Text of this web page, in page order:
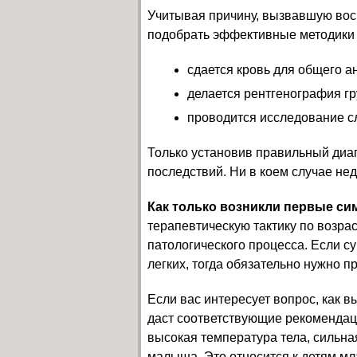
Учитывая причину, вызвавшую
подобрать эффективные
сдается кровь для общего
делается рентгенография
проводится исследование
Только установив правильный
последствий. Ни в коем случае
Как только возникли первые
терапевтическую тактику по
патологического процесса. Если
легких, тогда обязательно нужно
Если вас интересует вопрос, как
даст соответствующие
высокая температура тела,